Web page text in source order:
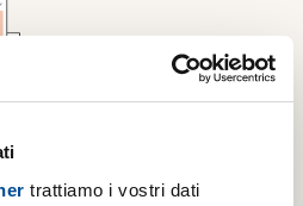
trattiamo i vostri dati
+ Luoghi